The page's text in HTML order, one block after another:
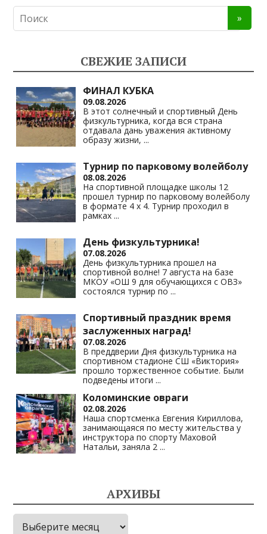
o
as
s
ni
ki
gr
a
m
s
A
p
p
y
Li
n
k
СВЕЖИЕ ЗАПИСИ
ФИНАЛ КУБКА
09.08.2026
В этот солнечный и спортивный День
физкультурника, когда вся страна
отдавала дань уважения активному
образу жизни, ...
Турнир по парковому волейболу
08.08.2026
На спортивной площадке школы 12
прошел турнир по парковому волейболу
в формате 4 х 4. Турнир проходил в
рамках ...
День физкультурника!
07.08.2026
День физкультурника прошел на
спортивной волне! 7 августа на базе
МКОУ «ОШ 9 для обучающихся с ОВЗ»
состоялся турнир по ...
Спортивный праздник время
заслуженных наград!
07.08.2026
В преддверии Дня физкультурника на
спортивном стадионе СШ «Виктория»
прошло торжественное событие. Были
подведены итоги ...
Коломинские овраги
02.08.2026
Наша спортсменка Евгения Кириллова,
занимающаяся по месту жительства у
инструктора по спорту Маховой
Натальи, заняла 2 ...
АРХИВЫ
Архивы